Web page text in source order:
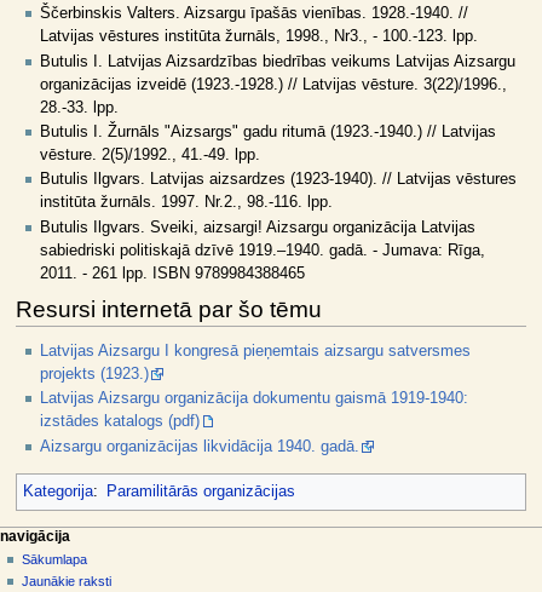
Ščerbinskis Valters. Aizsargu īpašās vienības. 1928.-1940. //
Latvijas vēstures institūta žurnāls, 1998., Nr3., - 100.-123. lpp.
Butulis I. Latvijas Aizsardzības biedrības veikums Latvijas Aizsargu
organizācijas izveidē (1923.-1928.) // Latvijas vēsture. 3(22)/1996.,
28.-33. lpp.
Butulis I. Žurnāls "Aizsargs" gadu ritumā (1923.-1940.) // Latvijas
vēsture. 2(5)/1992., 41.-49. lpp.
Butulis Ilgvars. Latvijas aizsardzes (1923-1940). // Latvijas vēstures
institūta žurnāls. 1997. Nr.2., 98.-116. lpp.
Butulis Ilgvars. Sveiki, aizsargi! Aizsargu organizācija Latvijas
sabiedriski politiskajā dzīvē 1919.–1940. gadā. - Jumava: Rīga,
2011. - 261 lpp. ISBN 9789984388465
Resursi internetā par šo tēmu
Latvijas Aizsargu I kongresā pieņemtais aizsargu satversmes
projekts (1923.)
Latvijas Aizsargu organizācija dokumentu gaismā 1919-1940:
izstādes katalogs (pdf)
Aizsargu organizācijas likvidācija 1940. gadā.
Kategorija: Paramilitārās organizācijas
N
a
lapas darbības
raksts
diskusija
dalībnieka rīki
pieslēgties
navigācija
Sākumlapa
Jaunākie raksti